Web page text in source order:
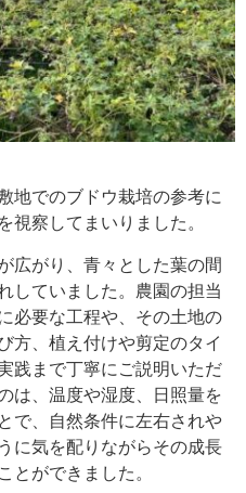
地でのブドウ栽培の参考に
視察してまいりました。
広がり、青々とした葉の間
していました。農園の担当
必要な工程や、その土地の
方、植え付けや剪定のタイ
践まで丁寧にご説明いただ
は、温度や湿度、日照量を
で、自然条件に左右されや
に気を配りながらその成長
とができました。